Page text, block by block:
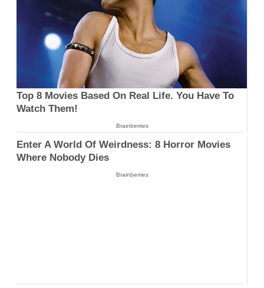
Top 8 Movies Based On Real Life. You Have To
Watch Them!
Brainberries
Enter A World Of Weirdness: 8 Horror Movies
Where Nobody Dies
Brainberries